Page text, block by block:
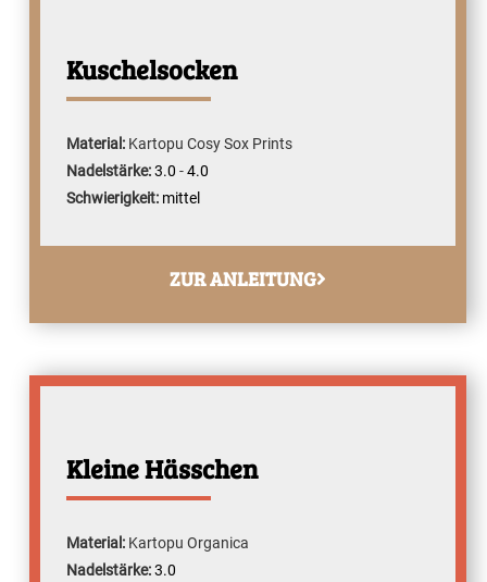
Kuschelsocken
Material: Kartopu Cosy Sox Prints
Nadelstärke:3.0 -4.0
Schwierigkeit: mittel
ZUR ANLEITUNG
Kleine Hässchen
Material: Kartopu Organica
Nadelstärke:3.0